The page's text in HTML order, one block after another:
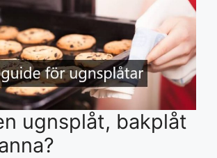
ugnsplåt, bakplåt